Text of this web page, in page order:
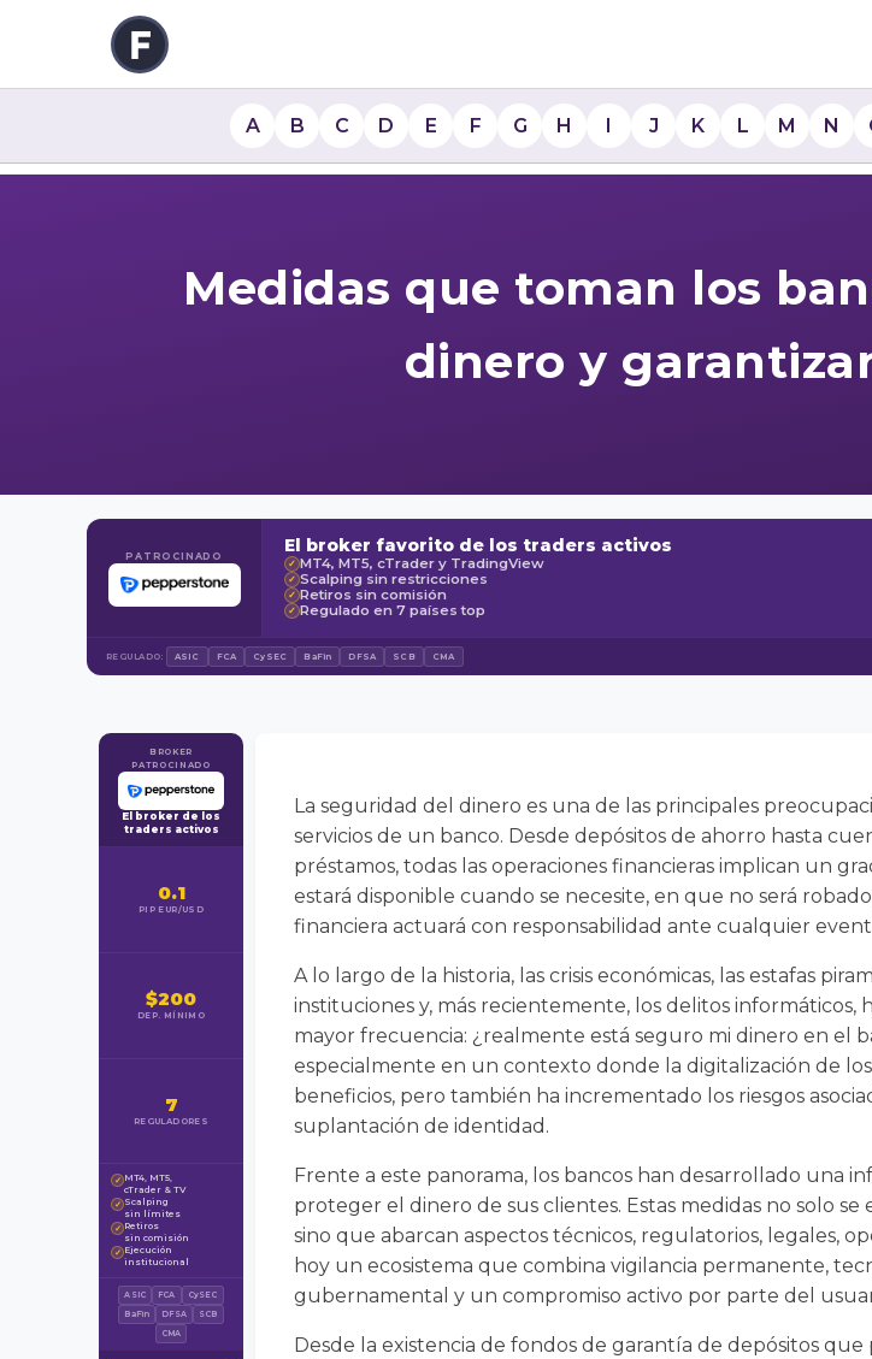
A B C D E F G H I J K L M N
Medidas que toman los
dinero y
PATROCINADO El broker favorito de los traders activos
✓ MT4, MT5, cTrader y TradingView
✓ Scalping sin restricciones
✓ Retiros sin comisión
✓ Regulado en 7 países top
REGULADO: ASIC FCA CySEC BaFin DFSA SCB CMA
BROKER
PATROCINADO
El broker de los
traders activos
0.1
PIP EUR/USD
$200
DEP. MÍNIMO
7
REGULADORES
✓ MT4, MT5,
cTrader & TV
✓ Scalping
sin límites
✓ Retiros
sin comisión
✓ Ejecución
institucional
ASIC FCA
CySEC
BaFin
DFSA
SCB
CMA
La seguridad del dinero es una de las principales
servicios de un banco. Desde depósitos de ahorro hasta
préstamos, todas las operaciones financieras implican un
estará disponible cuando se necesite, en que no será
financiera actuará con responsabilidad ante cualquier
A lo largo de la historia, las crisis económicas, las estafas
instituciones y, más recientemente, los delitos
mayor frecuencia: ¿realmente está seguro mi dinero en el
especialmente en un contexto donde la digitalización de
beneficios, pero también ha incrementado los riesgos
suplantación de identidad.
Frente a este panorama, los bancos han desarrollado una
proteger el dinero de sus clientes. Estas medidas no solo
sino que abarcan aspectos técnicos, regulatorios, legales,
hoy un ecosistema que combina vigilancia permanente,
gubernamental y un compromiso activo por parte del
Desde la existencia de fondos de garantía de depósitos